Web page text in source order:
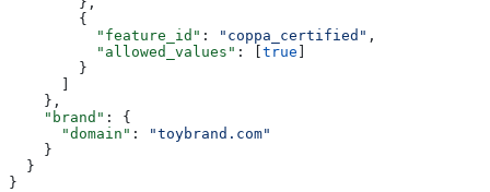
        {
          "feature_id"
: "coppa_certified" ,
          "allowed_values"
: [true ]
        }
      ]
    },
    "brand"
: {
      "domain"
:
"toybrand.com"
    }
  }
}